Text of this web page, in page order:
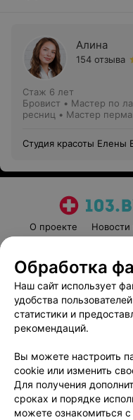
Алина
154 отзыва
Стаж 6 лет
Бровист • Мастер по
ресниц • Мастер
Студия красоты Елены
О проекте Новости
Пользовательское
Написать
Обработка
Наш сайт использует
удобства
статистики и
рекомендаций.
Вы можете настроить
cookie или изменить
Для получения
сроках и порядке
можете ознакомиться